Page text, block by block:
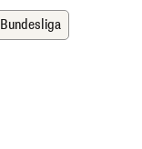
Bundesliga